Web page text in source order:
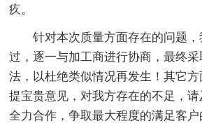
疚。
针对本次质量方面存在的问题
过，逐一与加工商进行协商，最终
法，以杜绝类似情况再发生！其它
提宝贵意见，对我方存在的不足，
全力合作，争取最大程度的满足客